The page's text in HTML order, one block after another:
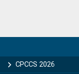
Sidebar
CPCCS 2026